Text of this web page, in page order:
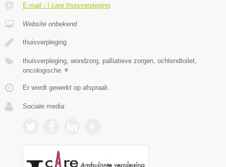
E-mail › I care thuisverpleging
Website onbekend
thuisverpleging
thuisverpleging, wondzorg, palliatieve zorgen, ochtendtoilet,
oncologische ▼
Er wordt gewerkt op afspraak.
Sociale media: